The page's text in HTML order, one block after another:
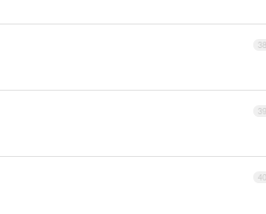
38
39
40